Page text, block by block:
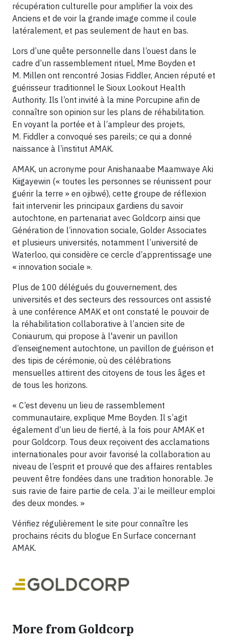
récupération culturelle pour amplifier la voix des
Anciens et de voir la grande image comme il coule
latéralement, et pas seulement de haut en bas.
Lors d’une quête personnelle dans l’ouest dans le
cadre d’un rassemblement rituel, Mme Boyden et
M. Millen ont rencontré Josias Fiddler, Ancien réputé et
guérisseur traditionnel le Sioux Lookout Health
Authority. Ils l’ont invité à la mine Porcupine afin de
connaître son opinion sur les plans de réhabilitation.
En voyant la portée et à l’ampleur des projets,
M. Fiddler a convoqué ses pareils; ce qui a donné
naissance à l’institut AMAK.
AMAK, un acronyme pour Anishanaabe Maamwaye Aki
Kiigayewin (« toutes les personnes se réunissent pour
guérir la terre » en ojibwé), cette groupe de réflexion
fait intervenir les principaux gardiens du savoir
autochtone, en partenariat avec Goldcorp ainsi que
Génération de l’innovation sociale, Golder Associates
et plusieurs universités, notamment l’université de
Waterloo, qui considère ce cercle d’apprentissage une
« innovation sociale ».
Plus de 100 délégués du gouvernement, des
universités et des secteurs des ressources ont assisté
à une conférence AMAK et ont constaté le pouvoir de
la réhabilitation collaborative à l’ancien site de
Coniaurum, qui propose à l'avenir un pavillon
d’enseignement autochtone, un pavillon de guérison et
des tipis de cérémonie, où des célébrations
mensuelles attirent des citoyens de tous les âges et
de tous les horizons.
« C’est devenu un lieu de rassemblement
communautaire, explique Mme Boyden. Il s’agit
également d’un lieu de fierté, à la fois pour AMAK et
pour Goldcorp. Tous deux reçoivent des acclamations
internationales pour avoir favorisé la collaboration au
niveau de l’esprit et prouvé que des affaires rentables
peuvent être fondées dans une tradition honorable. Je
suis ravie de faire partie de cela. J’ai le meilleur emploi
des deux mondes. »
Vérifiez régulièrement le site pour connaître les
prochains récits du blogue En Surface concernant
AMAK.
More from Goldcorp